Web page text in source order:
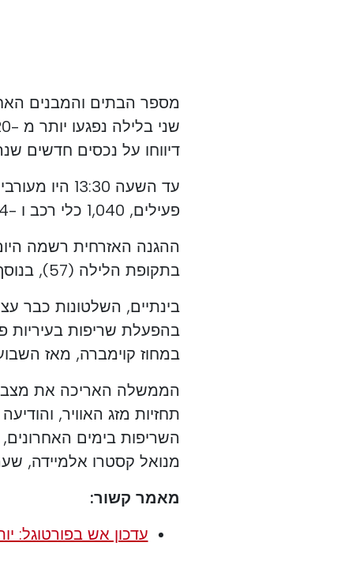
מספר הבתים והמבנים
דיווחו על נכסים חדשים
פעילים, 1,040 כלי רכב ו -24 מטוסים.
בתקופת הלילה (57), בנוסף ל -277 התקריות ביום שני.
בינתיים, השלטונות כבר
בהפעלת שריפות בעיריות
במחוז קוימברה, מאז
הממשלה האריכה את מצב
תחזיות מזג האוויר,
השריפות בימים
מנואל קסטרו אלמיידה,
מאמר קשור:
עדכון אש בפורטוגל: יותר מ -5,000 כבאים